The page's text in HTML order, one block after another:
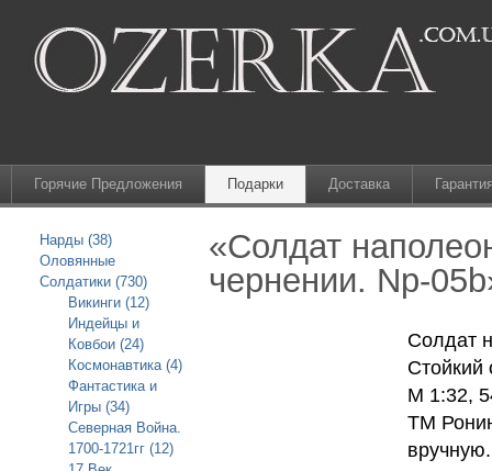
Горячие Предложения Подарки Доставка
Нарды (38)
Оловянные
Солдатики (730)
Викинги (12)
Индейцы и
Ковбои (24)
Космонавтика (4)
Фантастика и
Игры (34)
Северная Война.
1700-1721гг (12)
«Солдат
чернении. Np-
Солдат
Стойкий
М 1:32,
ТМ
вручную.